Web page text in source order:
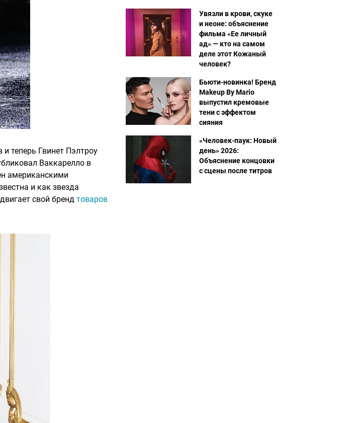
теперь Гвинет Пэлтроу
Ваккарелло в
американскими
и как звезда
свой бренд товаров
Увязли в крови, скуке
и неоне: объяснение
фильма «Ее личный
ад» — кто на самом
деле этот Кожаный
человек?
Бьюти-новинка! Бренд
Makeup By Mario
выпустил кремовые
тени с эффектом
сияния
«Человек-паук: Новый
день» 2026:
Объяснение концовки
с сцены после титров